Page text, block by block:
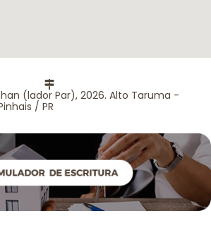
(lador Par), 2026. Alto Taruma -
/ PR